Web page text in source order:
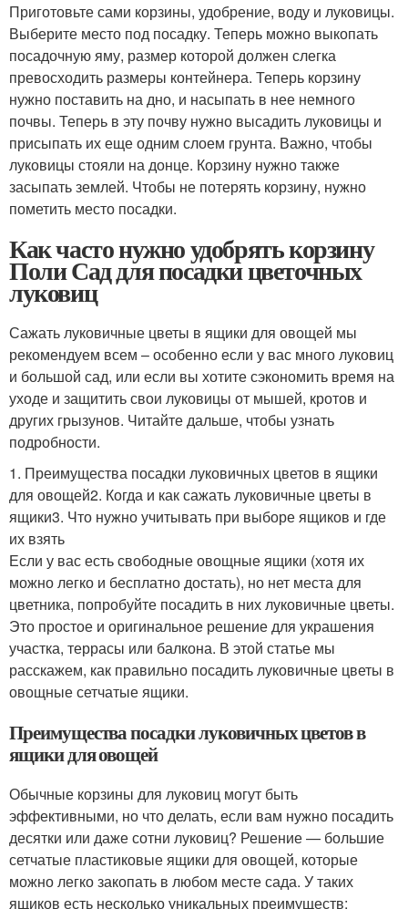
Приготовьте сами корзины, удобрение, воду и луковицы.
Выберите место под посадку. Теперь можно выкопать
посадочную яму, размер которой должен слегка
превосходить размеры контейнера. Теперь корзину
нужно поставить на дно, и насыпать в нее немного
почвы. Теперь в эту почву нужно высадить луковицы и
присыпать их еще одним слоем грунта. Важно, чтобы
луковицы стояли на донце. Корзину нужно также
засыпать землей. Чтобы не потерять корзину, нужно
пометить место посадки.
Как часто нужно удобрять корзину
Поли Сад для посадки цветочных
луковиц
Сажать луковичные цветы в ящики для овощей мы
рекомендуем всем – особенно если у вас много луковиц
и большой сад, или если вы хотите сэкономить время на
уходе и защитить свои луковицы от мышей, кротов и
других грызунов. Читайте дальше, чтобы узнать
подробности.
1. Преимущества посадки луковичных цветов в ящики
для овощей2. Когда и как сажать луковичные цветы в
ящики3. Что нужно учитывать при выборе ящиков и где
их взять
Если у вас есть свободные овощные ящики (хотя их
можно легко и бесплатно достать), но нет места для
цветника, попробуйте посадить в них луковичные цветы.
Это простое и оригинальное решение для украшения
участка, террасы или балкона. В этой статье мы
расскажем, как правильно посадить луковичные цветы в
овощные сетчатые ящики.
Преимущества посадки луковичных цветов в
ящики для овощей
Обычные корзины для луковиц могут быть
эффективными, но что делать, если вам нужно посадить
десятки или даже сотни луковиц? Решение — большие
сетчатые пластиковые ящики для овощей, которые
можно легко закопать в любом месте сада. У таких
ящиков есть несколько уникальных преимуществ: